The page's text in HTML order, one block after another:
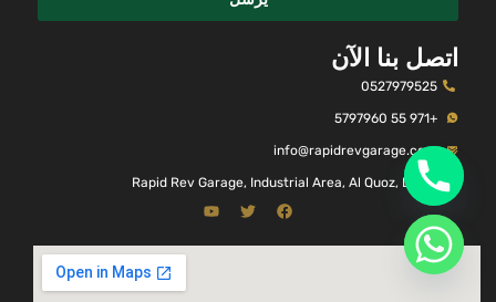
اتصل بنا الآن
0527979525
+971 55 5797960
info@rapidrevgarage.com
Rapid Rev Garage, Industrial Area, Al Quoz, Dubai